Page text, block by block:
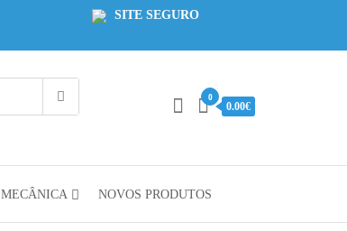
SITE SEGURO
0
0.00€
MECÂNICA NOVOS PRODUTOS